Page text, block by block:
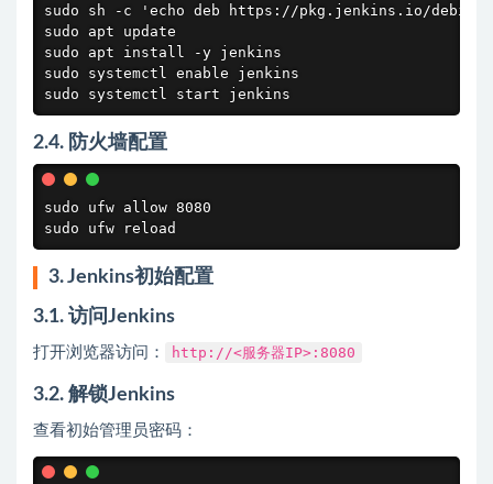
sudo sh -c 'echo deb https://pkg.jenkins.io/
sudo apt update
sudo apt install -y jenkins
sudo systemctl enable jenkins
sudo systemctl start jenkins
2.4. 防火墙配置
sudo ufw allow 8080
sudo ufw reload
3. Jenkins初始配置
3.1. 访问Jenkins
打开浏览器访问： http://<服务器IP>:8080
3.2. 解锁Jenkins
查看初始管理员密码：